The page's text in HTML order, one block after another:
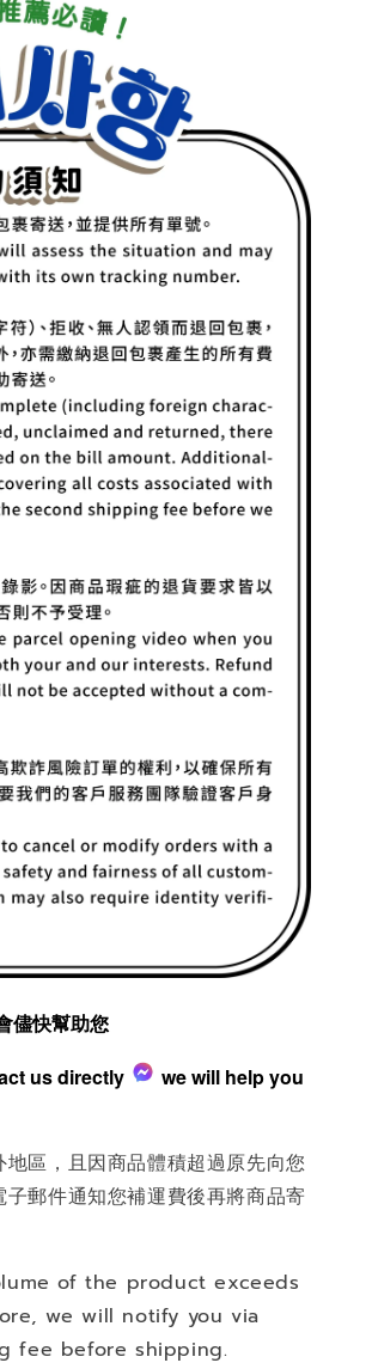
儘快幫助您
us directly
we will help you
區，且因商品體積超過原先向您
郵件通知您補運費後再將商品寄
of the product exceeds
we will notify you via
fee before shipping.